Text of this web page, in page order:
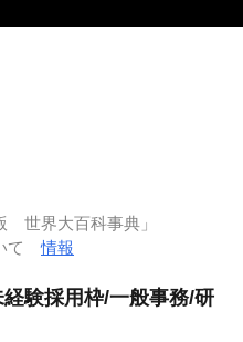
世界大百科事典」
いて情報
経験採用枠/一般事務/研